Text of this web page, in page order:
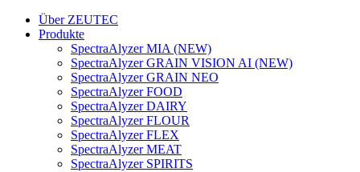
Über ZEUTEC
Produkte
SpectraAlyzer MIA (NEW)
SpectraAlyzer GRAIN VISION AI (NEW)
SpectraAlyzer GRAIN NEO
SpectraAlyzer FOOD
SpectraAlyzer DAIRY
SpectraAlyzer FLOUR
SpectraAlyzer FLEX
SpectraAlyzer MEAT
SpectraAlyzer SPIRITS